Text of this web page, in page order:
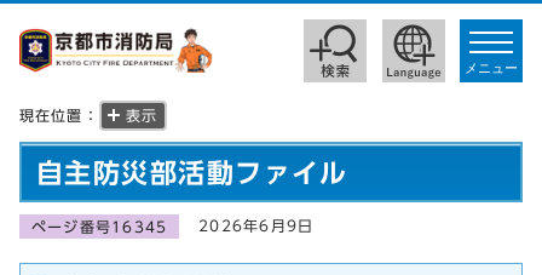
toggle
メニュー
現在位置： 表示
自主防災部活動ファイル
ページ番号16345 2026年6月9日